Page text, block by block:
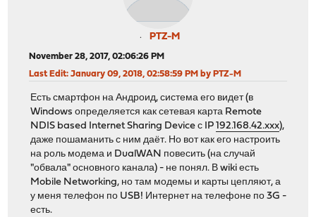
PTZ-M
November 28, 2017, 02:06:26 PM
Last Edit: January 09, 2018, 02:58:59 PM by PTZ-M
Есть смартфон на Андроид, система его видет (в
Windows определяется как сетевая карта Remote
NDIS based Internet Sharing Device с IP192.168.42.xxx),
даже пошаманить с ним даёт. Но вот как его настроить
на роль модема и DualWAN повесить (на случай
"обвала" основного канала) - не понял. В wiki есть
Mobile Networking, но там модемы и карты цепляют, а
у меня телефон по USB! Интернет на телефоне по 3G -
есть.